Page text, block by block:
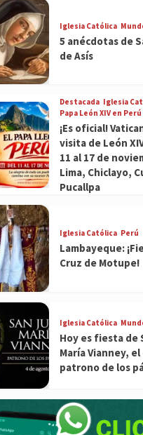
Iglesia Católica
5 anécdotas de
de Asís
Destacada Iglesia
Papa León XIV en Perú
¡Es oficial!
visita de León
11 al 17 de
Lima, Chiclayo,
Pucallpa
Iglesia Católica Perú
Lambayeque:
Cruz de Motupe!
Iglesia Católica
Hoy es fiesta de
María Vianney,
patrono de los